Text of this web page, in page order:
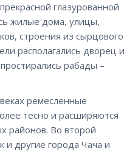
глазурованной
жилые дома, улицы,
строения из сырцового
располагались дворец и
рабады –
ремесленные
тесно и расширяются
районов. Во второй
и другие города Чача и